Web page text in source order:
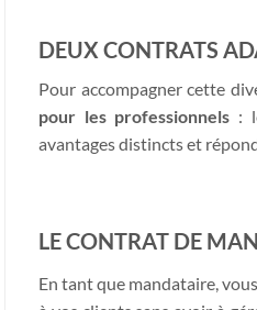
DEUX CONTRATS
Pour accompagner cette
pour les professionnels :
avantages distincts et
LE CONTRAT DE
En tant que mandataire,